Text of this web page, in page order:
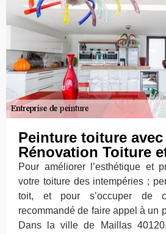
Peinture toiture avec
Rénovation Toiture
Pour améliorer l’esthétique et
votre toiture des intempéries ;
toit, et pour s’occuper de
recommandé de faire appel à un
Dans la ville de Maillas